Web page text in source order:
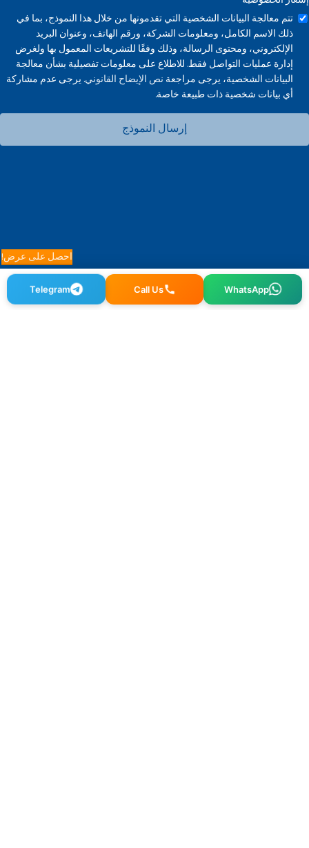
تتم معالجة البيانات الشخصية التي تقدمونها من خلال هذا النموذج، بما في
ذلك الاسم الكامل، ومعلومات الشركة، ورقم الهاتف، وعنوان البريد
الإلكتروني، ومحتوى الرسالة، وذلك وفقًا للتشريعات المعمول بها ولغرض
إدارة عمليات التواصل فقط. للاطلاع على معلومات تفصيلية بشأن معالجة
البيانات الشخصية، يرجى مراجعة نص الإيضاح القانوني.يرجى عدم مشاركة
أي بيانات شخصية ذات طبيعة خاصة.
إرسال النموذج
WhatsApp
Call Us
Telegram
احصل على عرض!